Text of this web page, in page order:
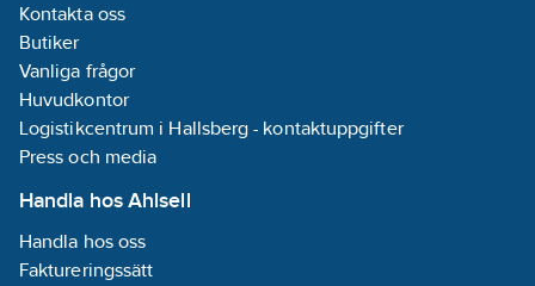
Kontakta oss
Butiker
Vanliga frågor
Huvudkontor
Logistikcentrum i Hallsberg - kontaktuppgifter
Press och media
Handla hos Ahlsell
Handla hos oss
Faktureringssätt